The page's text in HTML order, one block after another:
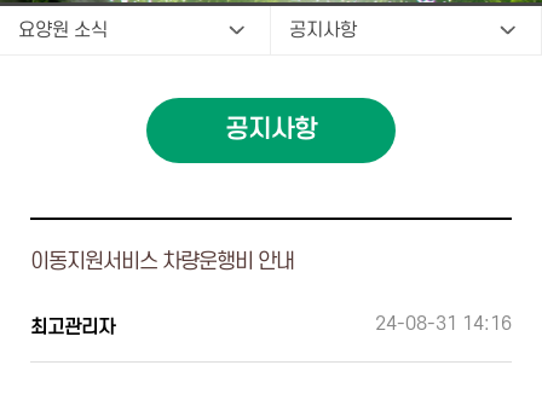
요양원 소식 공지사항
공지사항
이동지원서비스 차량운행비 안내
최고관리자 24-08-31 14:16